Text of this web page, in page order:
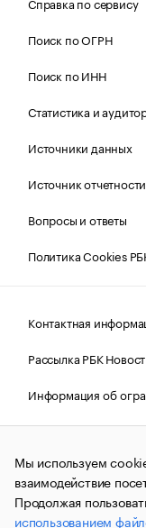
Поиск по ОГРН
Поиск по ИНН
Статистика и
Источники данных
Источник
Вопросы и ответы
Политика Cookies
Контактная
Рассылка РБК
Информация об
Правовая
© АО
и материалы
(зарегистрировано
связи,
коммуникаций
Мы используем
взаимодействие
Продолжая
использованием